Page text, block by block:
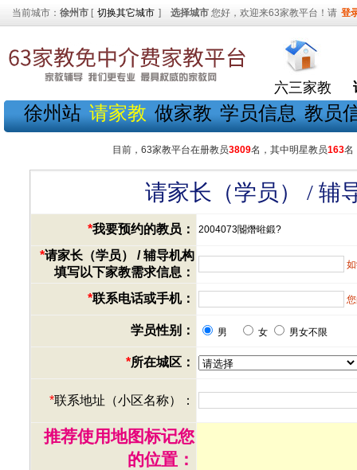
当前城市： 徐州市 [ 切换其它城市 ] 选择城市 您好，欢迎来63家教平台！请 登
六三家教
徐州站 请家教 做家教 学员信息 教员
目前，63家教平台在册教员3809名，其中明星教员163名
请家长（学员） / 辅
*我要预约的教员： 2004073閽熸暀鍛?
*请家长（学员） / 辅导机构
填写以下家教需求信息：
*联系电话或手机：
学员性别： 男 女 男女不限
*所在城区：
*联系地址（小区名称）：
推荐使用地图标记您
的位置：